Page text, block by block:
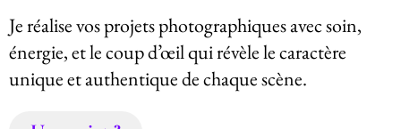
Je réalise vos projets photographiques avec soin,
énergie, et le coup d’œil qui révèle le caractère
unique et authentique de chaque scène.